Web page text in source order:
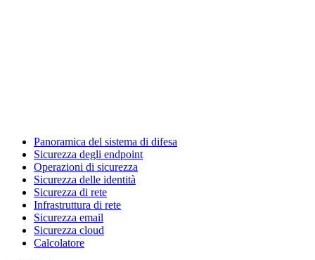
Panoramica del sistema di difesa
Sicurezza degli endpoint
Operazioni di sicurezza
Sicurezza delle identità
Sicurezza di rete
Infrastruttura di rete
Sicurezza email
Sicurezza cloud
Calcolatore